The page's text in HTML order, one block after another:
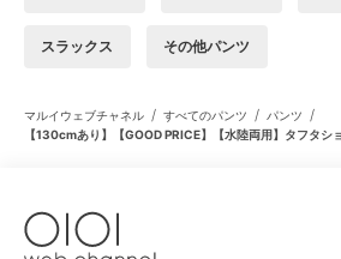
スラックス その他パンツ
マルイウェブチャネル / すべてのパンツ / パンツ /
【130cmあり】【GOOD PRICE】【水陸両用】タフタシ